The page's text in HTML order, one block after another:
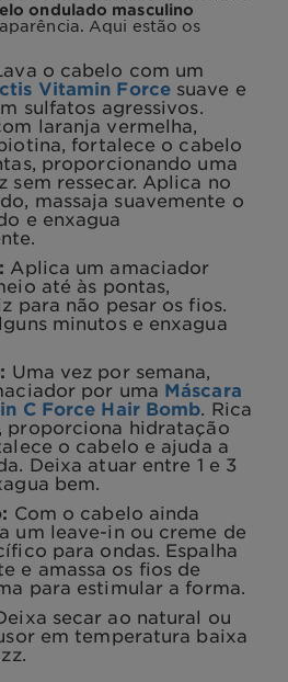
ondulado masculino
Aqui estão os
o cabelo com um
Vitamin Forcesuave e
sulfatos agressivos.
laranja vermelha,
fortalece o cabelo
proporcionando uma
sem ressecar. Aplica no
massaja suavemente o
e enxagua
Aplica um amaciador
até às pontas,
para não pesar os fios.
minutos e enxagua
Uma vez por semana,
por uma Máscara
C Force Hair Bomb . Rica
proporciona hidratação
o cabelo e ajuda a
Deixa atuar entre 1 e 3
bem.
Com o cabelo ainda
um leave-in ou creme de
para ondas. Espalha
e amassa os fios de
para estimular a forma.
secar ao natural ou
em temperatura baixa